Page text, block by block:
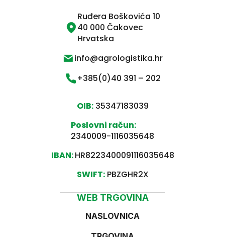
Ruđera Boškovića 10
40 000 Čakovec
Hrvatska
info@agrologistika.hr
+385(0)40 391 – 202
OIB:35347183039
Poslovni račun:
2340009-1116035648
IBAN:HR8223400091116035648
SWIFT:PBZGHR2X
WEB TRGOVINA
NASLOVNICA